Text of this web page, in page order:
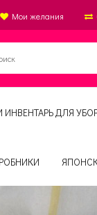
Мои желания
ДЛЯ